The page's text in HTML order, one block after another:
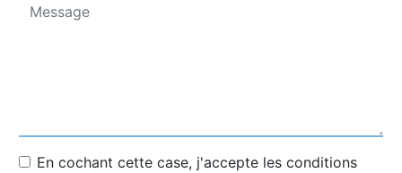
En cochant cette case, j'accepte les conditions